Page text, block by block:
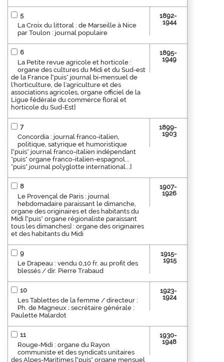
5
La Croix du littoral : de Marseille à Nice
par Toulon : journal populaire
1892-
1944
6
La Petite revue agricole et horticole :
organe des cultures du Midi et du Sud-est
de la France ["puis" journal bi-mensuel de
l'horticulture, de l'agriculture et des
associations agricoles, organe officiel de la
Ligue fédérale du commerce floral et
horticole du Sud-Est]
1895-
1949
7
Concordia : journal franco-italien,
politique, satyrique et humoristique
["puis" journal franco-italien indépendant
"puis" organe franco-italien-espagnol...
"puis" journal polyglotte international...]
1899-
1903
8
Le Provençal de Paris : journal
hebdomadaire paraissant le dimanche,
organe des originaires et des habitants du
Midi ["puis" organe régionaliste paraissant
tous les dimanches] : organe des originaires
et des habitants du Midi
1907-
1926
9
Le Drapeau : vendu 0,10 fr. au profit des
blessés / dir. Pierre Trabaud
1915-
1915
10
Les Tablettes de la femme / directeur :
Ph. de Magneux ; secrétaire générale :
Paulette Malardot
1923-
1924
11
Rouge-Midi : organe du Rayon
communiste et des syndicats unitaires
des Alpes-Maritimes ["puis" organe mensuel
1930-
1948